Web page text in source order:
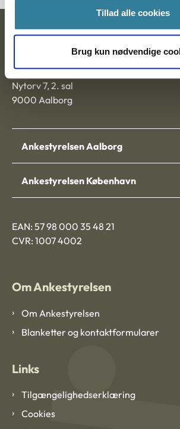
Tillad alle cookies
Brug kun nødvendige
Ankestyrelsen
Nytorv 7, 2. sal
9000 Aalborg
Ankestyrelsen Aalborg
Ankestyrelsen København
EAN: 57 98 000 35 48 21
CVR: 1007 4002
Om Ankestyrelsen
Om Ankestyrelsen
Blanketter og kontaktformularer
Links
Tilgængelighedserklæring
Cookies